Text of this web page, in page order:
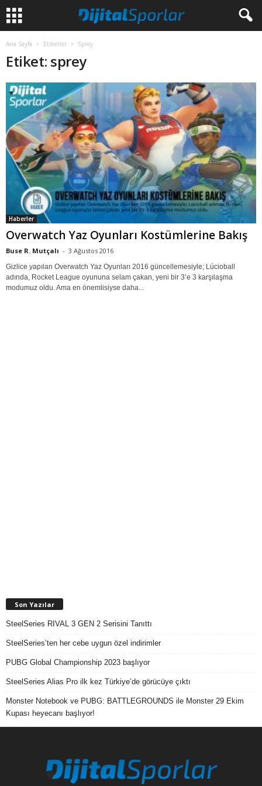
Ana Sayfa Etiketler Sprey
Etiket: sprey
Haberler
Overwatch Yaz Oyunları Kostümlerine Bakış
Buse R. Mutçalı - 3 Ağustos 2016
Gizlice yapılan Overwatch Yaz Oyunları 2016 güncellemesiyle; Lúcioball
adında, Rocket League oyununa selam çakan, yeni bir 3’e 3 karşılaşma
modumuz oldu. Ama en önemlisiyse daha...
Son Yazılar
SteelSeries RIVAL 3 GEN 2 Serisini Tanıttı
SteelSeries’ten her cebe uygun özel indirimler
PUBG Global Championship 2023 başlıyor
SteelSeries Alias Pro ilk kez Türkiye’de görücüye çıktı
Monster Notebook ve PUBG: BATTLEGROUNDS ile Monster 29 Ekim
Kupası heyecanı başlıyor!